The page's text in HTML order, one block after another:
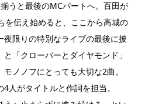
うと最後のMCパートへ。百田が
を伝え始めると、ここから高城の
限りの特別なライブの最後に披
「クローバーとダイヤモンド」
ノノフにとっても大切な2曲。
人がタイトルと作詞を担当。